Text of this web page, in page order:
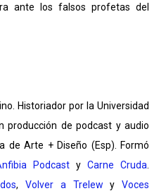
ante los falsos profetas del
Historiador por la Universidad
producción de podcast y audio
de Arte + Diseño (Esp). Formó
Podcast y Carne Cruda
, Volver a Trelew y Voces